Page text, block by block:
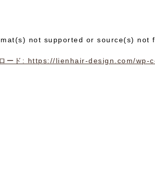
not supported or source(s) not
ロード: https://lienhair-design.com/